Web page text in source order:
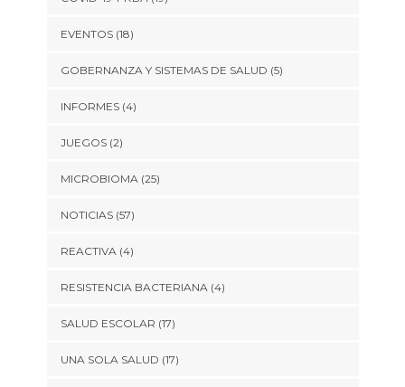
EVENTOS(18)
GOBERNANZA Y SISTEMAS DE SALUD (5)
INFORMES(4)
JUEGOS(2)
MICROBIOMA (25)
NOTICIAS(57)
REACTIVA (4)
RESISTENCIA BACTERIANA (4)
SALUD ESCOLAR (17)
UNA SOLA SALUD (17)